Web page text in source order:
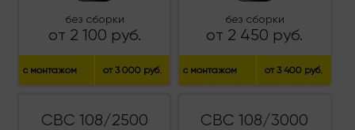
без сборки
от 2 100 руб.
с монтажом от 3 000 руб.
без сборки
от 2 450 руб.
с монтажом от 3 400 руб.
СВС 108/2500 СВС 108/3000